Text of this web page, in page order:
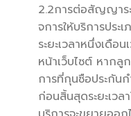
2.2การต่อสัญญาระ
จการให้บริการประ
ระยะเวลาหนึ่งเดือ
หน้าเว็บไซต์ หาก
การที่กุนซือประกัน
ก่อนสิ้นสุดระยะเวลา